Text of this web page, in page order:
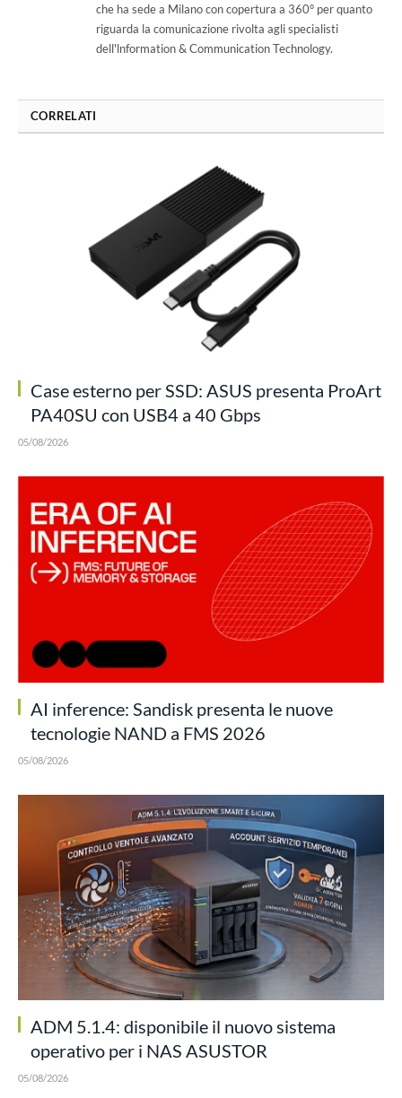
che ha sede a Milano con copertura a 360° per quanto
riguarda la comunicazione rivolta agli specialisti
dell'lnformation & Communication Technology.
CORRELATI
Case esterno per SSD: ASUS presenta ProArt
PA40SU con USB4 a 40 Gbps
05/08/2026
AI inference: Sandisk presenta le nuove
tecnologie NAND a FMS 2026
05/08/2026
ADM 5.1.4: disponibile il nuovo sistema
operativo per i NAS ASUSTOR
05/08/2026